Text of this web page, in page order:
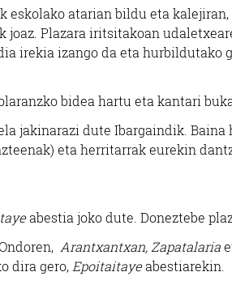
eskolako atarian bildu eta
Plazara iritsitakoan
irekia izango da eta hurbildutako
bidea hartu eta kantari
jakinarazi dute Ibargaindik. Baina
eta herritarrak eurekin
abestia joko dute. Doneztebe
Arantxantxan, Zapatalaria
dira gero, Epoitaitayeabestiarekin.